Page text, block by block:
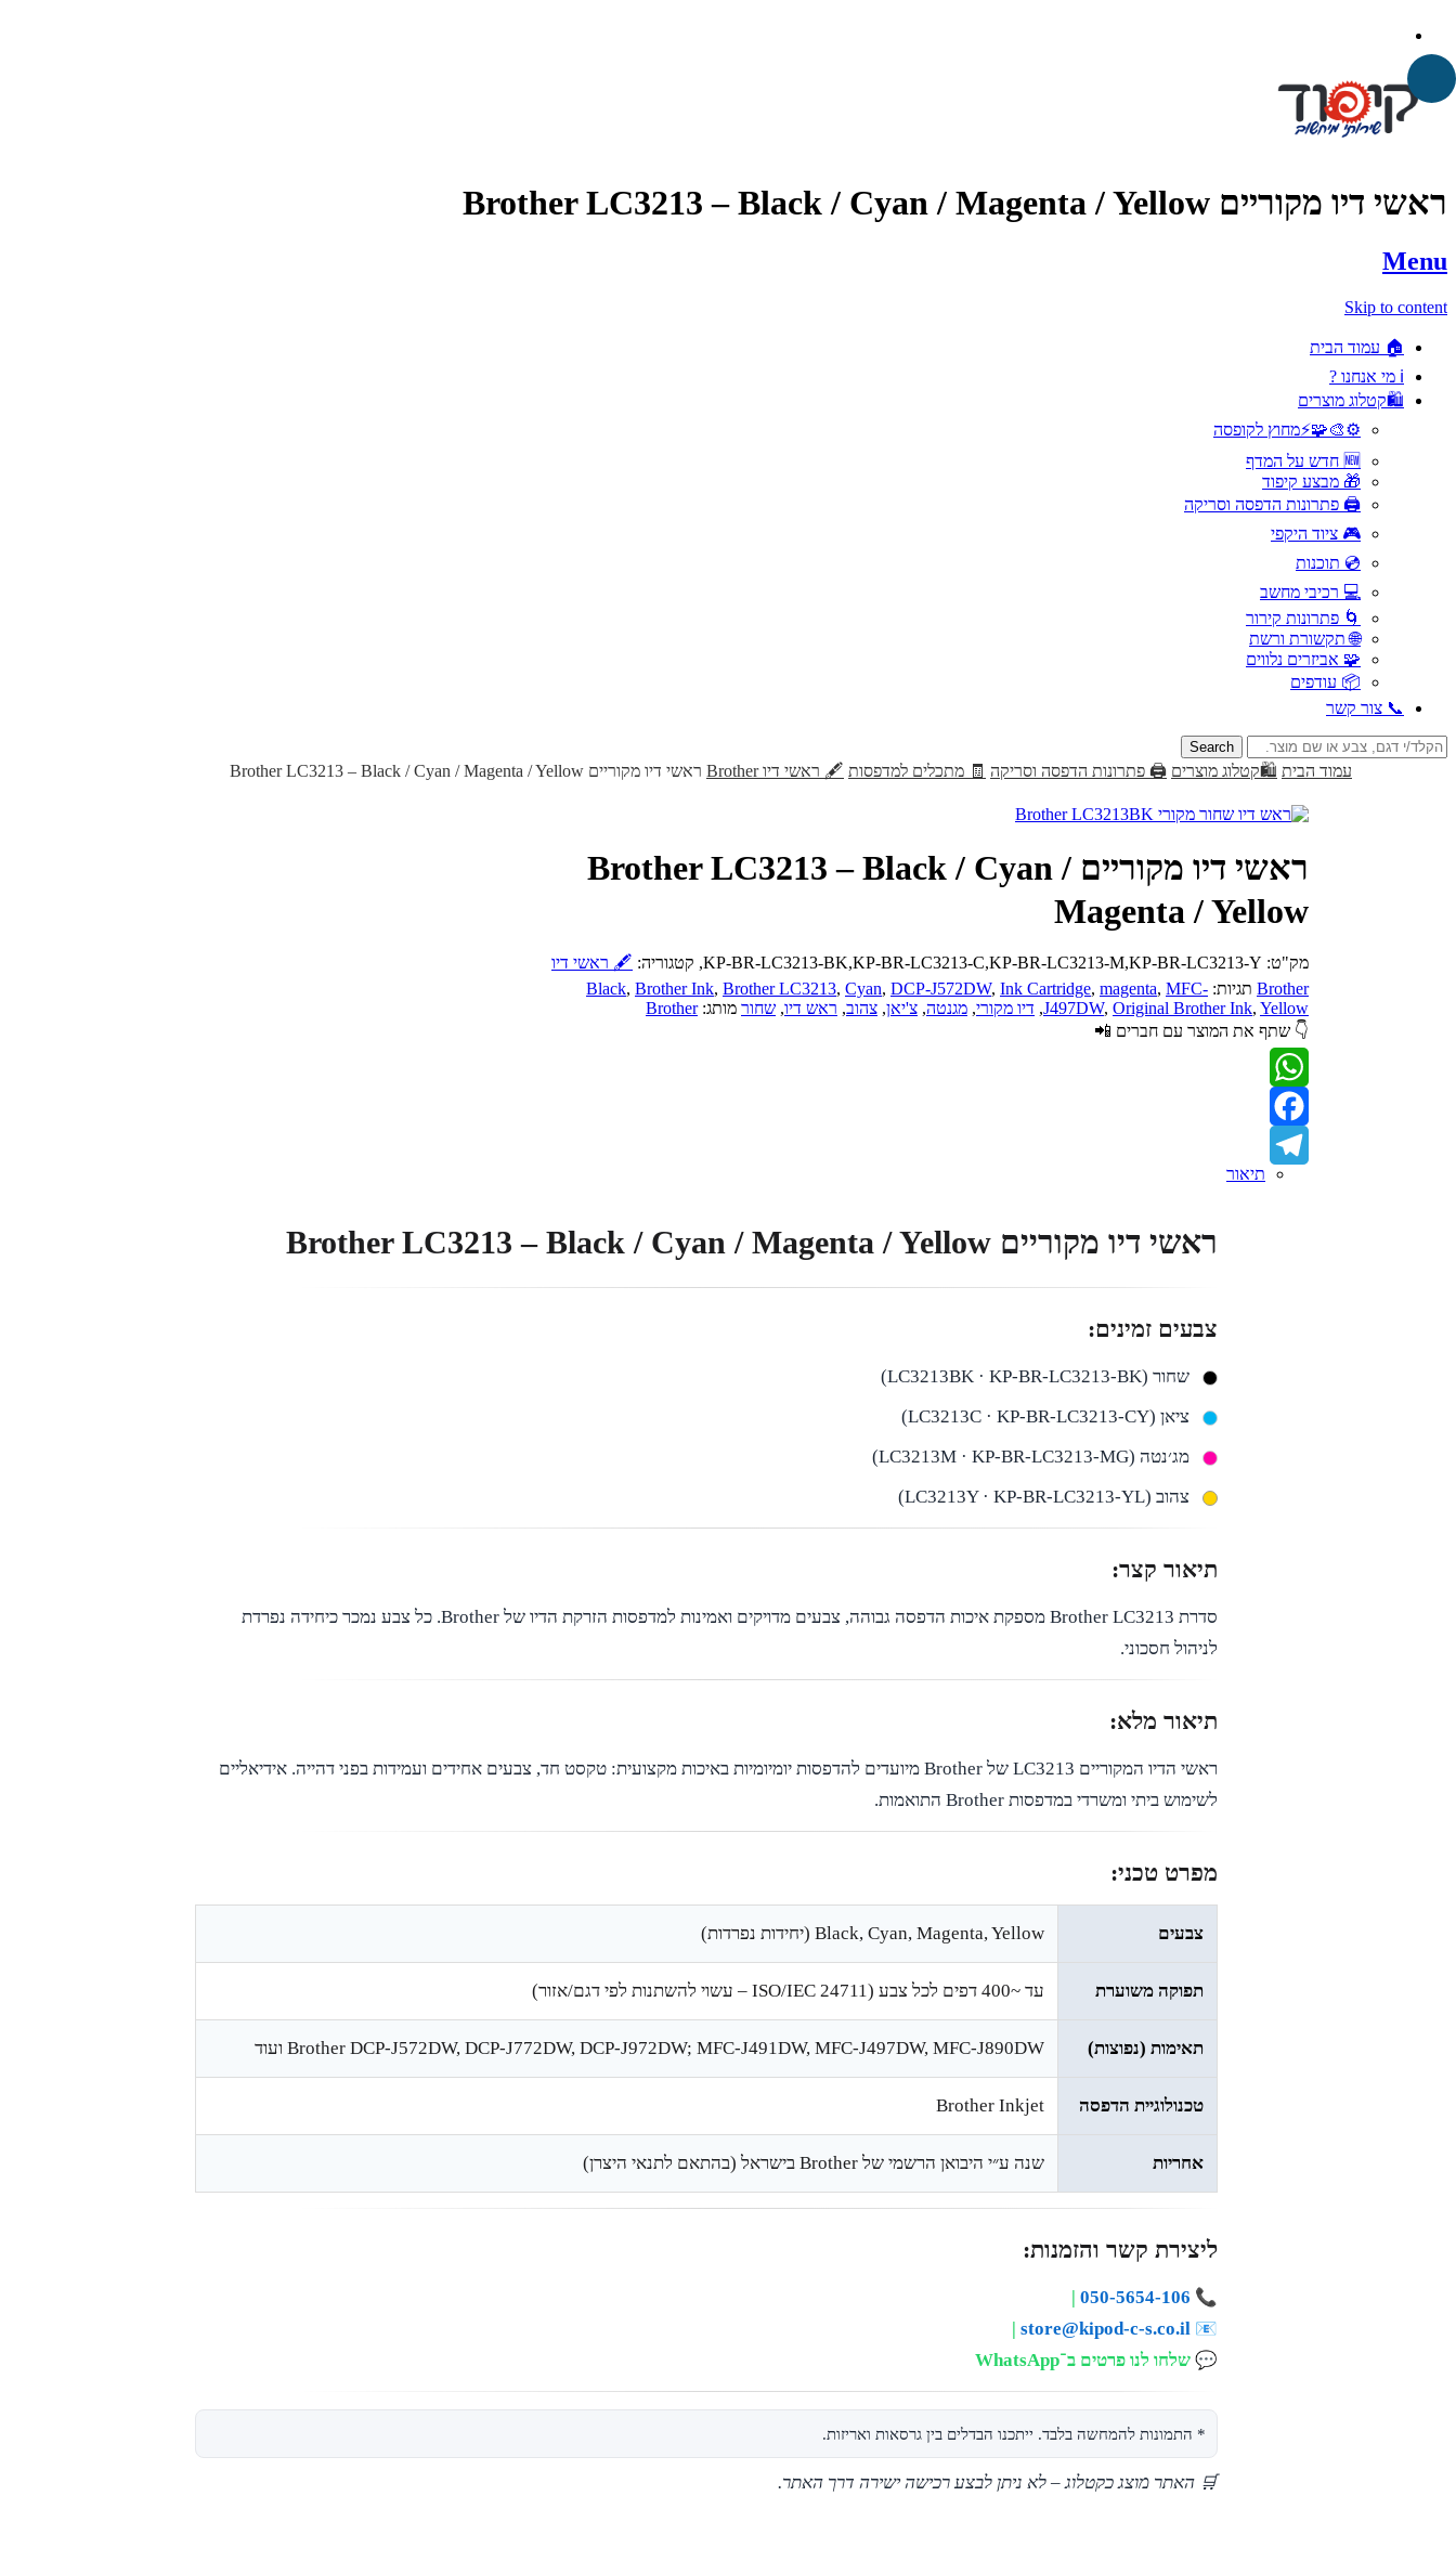
ראשי דיו מקוריים Brother LC3213 – Black / Cyan / Magenta / Yellow
Menu
Skip to content
🏠 עמוד הבית
ℹ️ מי אנחנו ?
🛍️קטלוג מוצרים
⚙️🎨🧩⚡️מחוץ לקופסה
🆕 חדש על המדף
🎁 מבצע קיפוד
🖨️ פתרונות הדפסה וסריקה
🎮 ציוד היקפי
💿 תוכנות
💻 רכיבי מחשב
🌀 פתרונות קירור
🌐 תקשורת ורשת
🧩 אביזרים נלווים
📦 עודפים
📞 צור קשר
Search
for:
עמוד הבית 🛍️קטלוג מוצרים 🖨️ פתרונות הדפסה וסריקה 🧾 מתכלים למדפסות 🖋️ ראשי דיו Brother ראשי דיו מקוריים Brother LC3213 – Black / Cyan / Magenta / Yellow
ראשי דיו מקוריים Brother LC3213 – Black / Cyan /
Magenta / Yellow
מק"ט: KP-BR-LC3213-BK,KP-BR-LC3213-C,KP-BR-LC3213-M,KP-BR-LC3213-Y, קטגוריה: 🖋️ ראשי דיו
Brother תגיות: Black, Brother Ink, Brother LC3213, Cyan, DCP-J572DW, Ink Cartridge, magenta, MFC-
J497DW, Original Brother Ink, Yellow
, דיו מקורי, מגנטה, צ'יאן, צהוב, ראש דיו, שחור מותג:Brother
👇 שתף את המוצר עם חברים 📲
WhatsApp
Facebook
Telegram
תיאור
ראשי דיו מקוריים Brother LC3213 – Black / Cyan / Magenta / Yellow
צבעים זמינים:
שחור (LC3213BK · KP-BR-LC3213-BK)
ציאן (LC3213C · KP-BR-LC3213-CY)
מג׳נטה (LC3213M · KP-BR-LC3213-MG)
צהוב (LC3213Y · KP-BR-LC3213-YL)
תיאור קצר:
סדרת Brother LC3213 מספקת איכות הדפסה גבוהה, צבעים מדויקים ואמינות למדפסות הזרקת הדיו של Brother. כל צבע נמכר כיחידה נפרדת
לניהול חסכוני.
תיאור מלא:
ראשי הדיו המקוריים LC3213 של Brother מיועדים להדפסות יומיומיות באיכות מקצועית: טקסט חד, צבעים אחידים ועמידות בפני דהייה. אידיאליים
לשימוש ביתי ומשרדי במדפסות Brother התואמות.
מפרט טכני:
צבעים Black, Cyan, Magenta, Yellow (יחידות נפרדות)
תפוקה משוערת עד ~‎400‎ דפים לכל צבע (ISO/IEC 24711 – עשוי להשתנות לפי דגם/אזור)
תאימות (נפוצות) Brother DCP-J572DW, DCP-J772DW, DCP-J972DW; MFC-J491DW, MFC-J497DW, MFC-J890DW ועוד
טכנולוגיית הדפסה Brother Inkjet
אחריות שנה ע״י היבואן הרשמי של Brother בישראל (בהתאם לתנאי היצרן)
ליצירת קשר והזמנות:
📞
050-5654-106
|
📧
store@kipod-c-s.co.il
|
💬 שלחו לנו פרטים ב־WhatsApp
* התמונות להמחשה בלבד. ייתכנו הבדלים בין גרסאות ואריזות.
🛒 האתר מוצג כקטלוג – לא ניתן לבצע רכישה ישירה דרך האתר.